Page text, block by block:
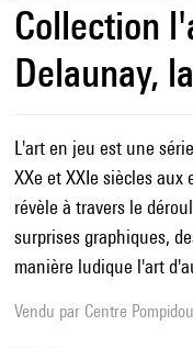
Collection
Delaunay,
L'art en jeu est une
XXe et XXIe siècles
révèle à travers le
surprises graphiques,
manière ludique l'art
Vendu par Centre